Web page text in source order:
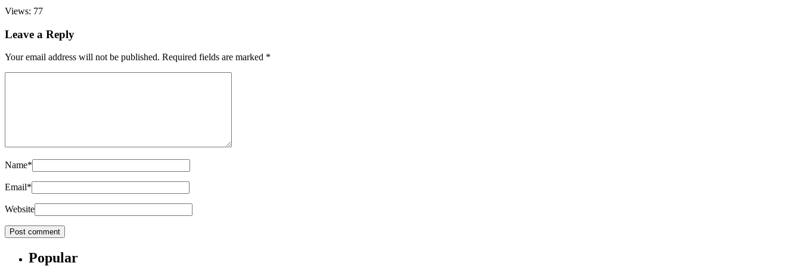
Views: 77
Leave a Reply
Your email address will not be published. Required fields are marked *
Name*
Email*
Website
Popular